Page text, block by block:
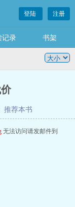
登陆 注册
记录 书架
推荐本书
无法访问请发邮件到